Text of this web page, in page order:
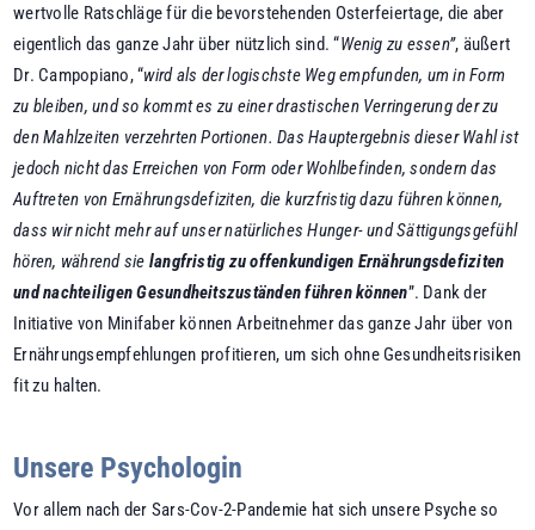
wertvolle Ratschläge für die bevorstehenden Osterfeiertage, die aber
eigentlich das ganze Jahr über nützlich sind. “Wenig zu essen”, äußert
Dr. Campopiano, “wird als der logischste Weg empfunden, um in Form
zu bleiben, und so kommt es zu einer drastischen Verringerung der zu
den Mahlzeiten verzehrten Portionen. Das Hauptergebnis dieser Wahl ist
jedoch nicht das Erreichen von Form oder Wohlbefinden, sondern das
Auftreten von Ernährungsdefiziten, die kurzfristig dazu führen können,
dass wir nicht mehr auf unser natürliches Hunger- und Sättigungsgefühl
hören, während sie langfristig zu offenkundigen Ernährungsdefiziten
und nachteiligen Gesundheitszuständen führen können”. Dank der
Initiative von Minifaber können Arbeitnehmer das ganze Jahr über von
Ernährungsempfehlungen profitieren, um sich ohne Gesundheitsrisiken
fit zu halten.
Unsere Psychologin
Vor allem nach der Sars-Cov-2-Pandemie hat sich unsere Psyche so